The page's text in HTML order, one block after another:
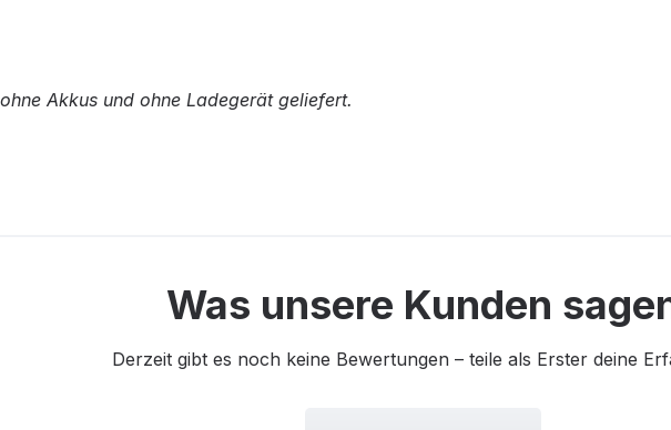
Akkus und ohne Ladegerät geliefert.
Was unsere Kunden
Derzeit gibt es noch keine Bewertungen – teile als Erster deine